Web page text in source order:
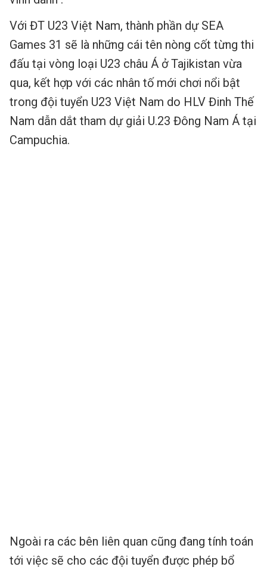
Với ĐT U23 Việt Nam, thành phần dự SEA
Games 31 sẽ là những cái tên nòng cốt từng thi
đấu tại vòng loại U23 châu Á ở Tajikistan vừa
qua, kết hợp với các nhân tố mới chơi nổi bật
trong đội tuyển U23 Việt Nam do HLV Đinh Thế
Nam dẫn dắt tham dự giải U.23 Đông Nam Á tại
Campuchia.
Ngoài ra các bên liên quan cũng đang tính toán
tới việc sẽ cho các đội tuyển được phép bổ